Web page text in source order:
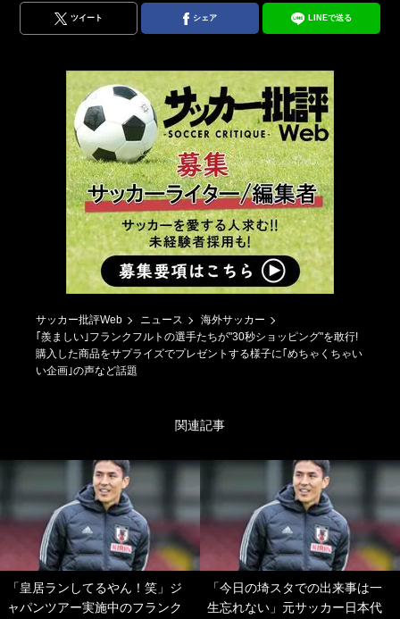
ツイート シェア LINEで送る
サッカー批評Web ニュース
海外サッカー
｢羨ましい｣フランクフルトの選手たちが"30秒ショッピング"を敢行!
購入した商品をサプライズでプレゼントする様子に｢めちゃくちゃい
い企画｣の声など話題
関連記事
「皇居ランしてるやん！笑」ジ
ャパンツアー実施中のフランク
「今日の埼スタでの出来事は一
生忘れない」元サッカー日本代